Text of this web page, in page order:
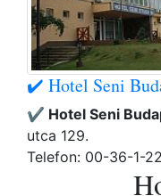
✔️ Hotel Seni
✔️ Hotel Seni
utca 129.
Telefon: 00-36-1-